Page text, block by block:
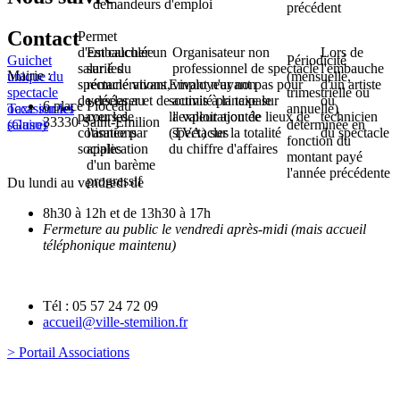
Guichet
unique du
spectacle
occasionnel
(Guso)
Permet
d'embaucher un
salarié du
spectacle vivant,
de déclarer et de
payer les
cotisations
sociales
Organisateur non
professionnel de spectacle
vivant n'ayant pas pour
activité principale
l'exploitation de lieux de
spectacles
Lors de
l'embauche
d'un artiste
ou
technicien
du spectacle
précédent
Taxe sur les
salaires
Est calculée
sur les
rémunérations
versées au
cours de
l'année par
application
d'un barème
progressif
Employeur non
soumis à la taxe sur
la valeur ajoutée
(TVA) sur la totalité
du chiffre d'affaires
Périodicité
(mensuelle,
trimestrielle ou
annuelle)
déterminée en
fonction du
montant payé
l'année précédente
demandeurs d'emploi
Contact
Mairie :
6 place Pioceau
33330 Saint-Emilion
Du lundi au vendredi de
8h30 à 12h et de 13h30 à 17h
Fermeture au public le vendredi après-midi (mais accueil
téléphonique maintenu)
Tél : 05 57 24 72 09
accueil@ville-stemilion.fr
> Portail Associations